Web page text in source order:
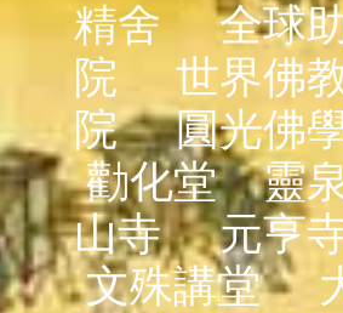
精舍
全球
院
世界佛
院
圓光佛
勸化堂
靈
山寺
元亨
文殊講堂